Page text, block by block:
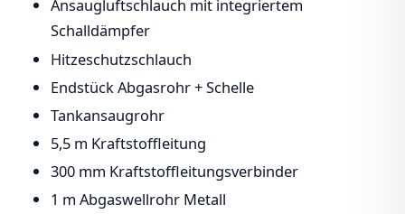
Ansaugluftschlauch mit integriertem
Schalldämpfer
Hitzeschutzschlauch
Endstück Abgasrohr + Schelle
Tankansaugrohr
5,5 m Kraftstoffleitung
300 mm Kraftstoffleitungsverbinder
1 m Abgaswellrohr Metall